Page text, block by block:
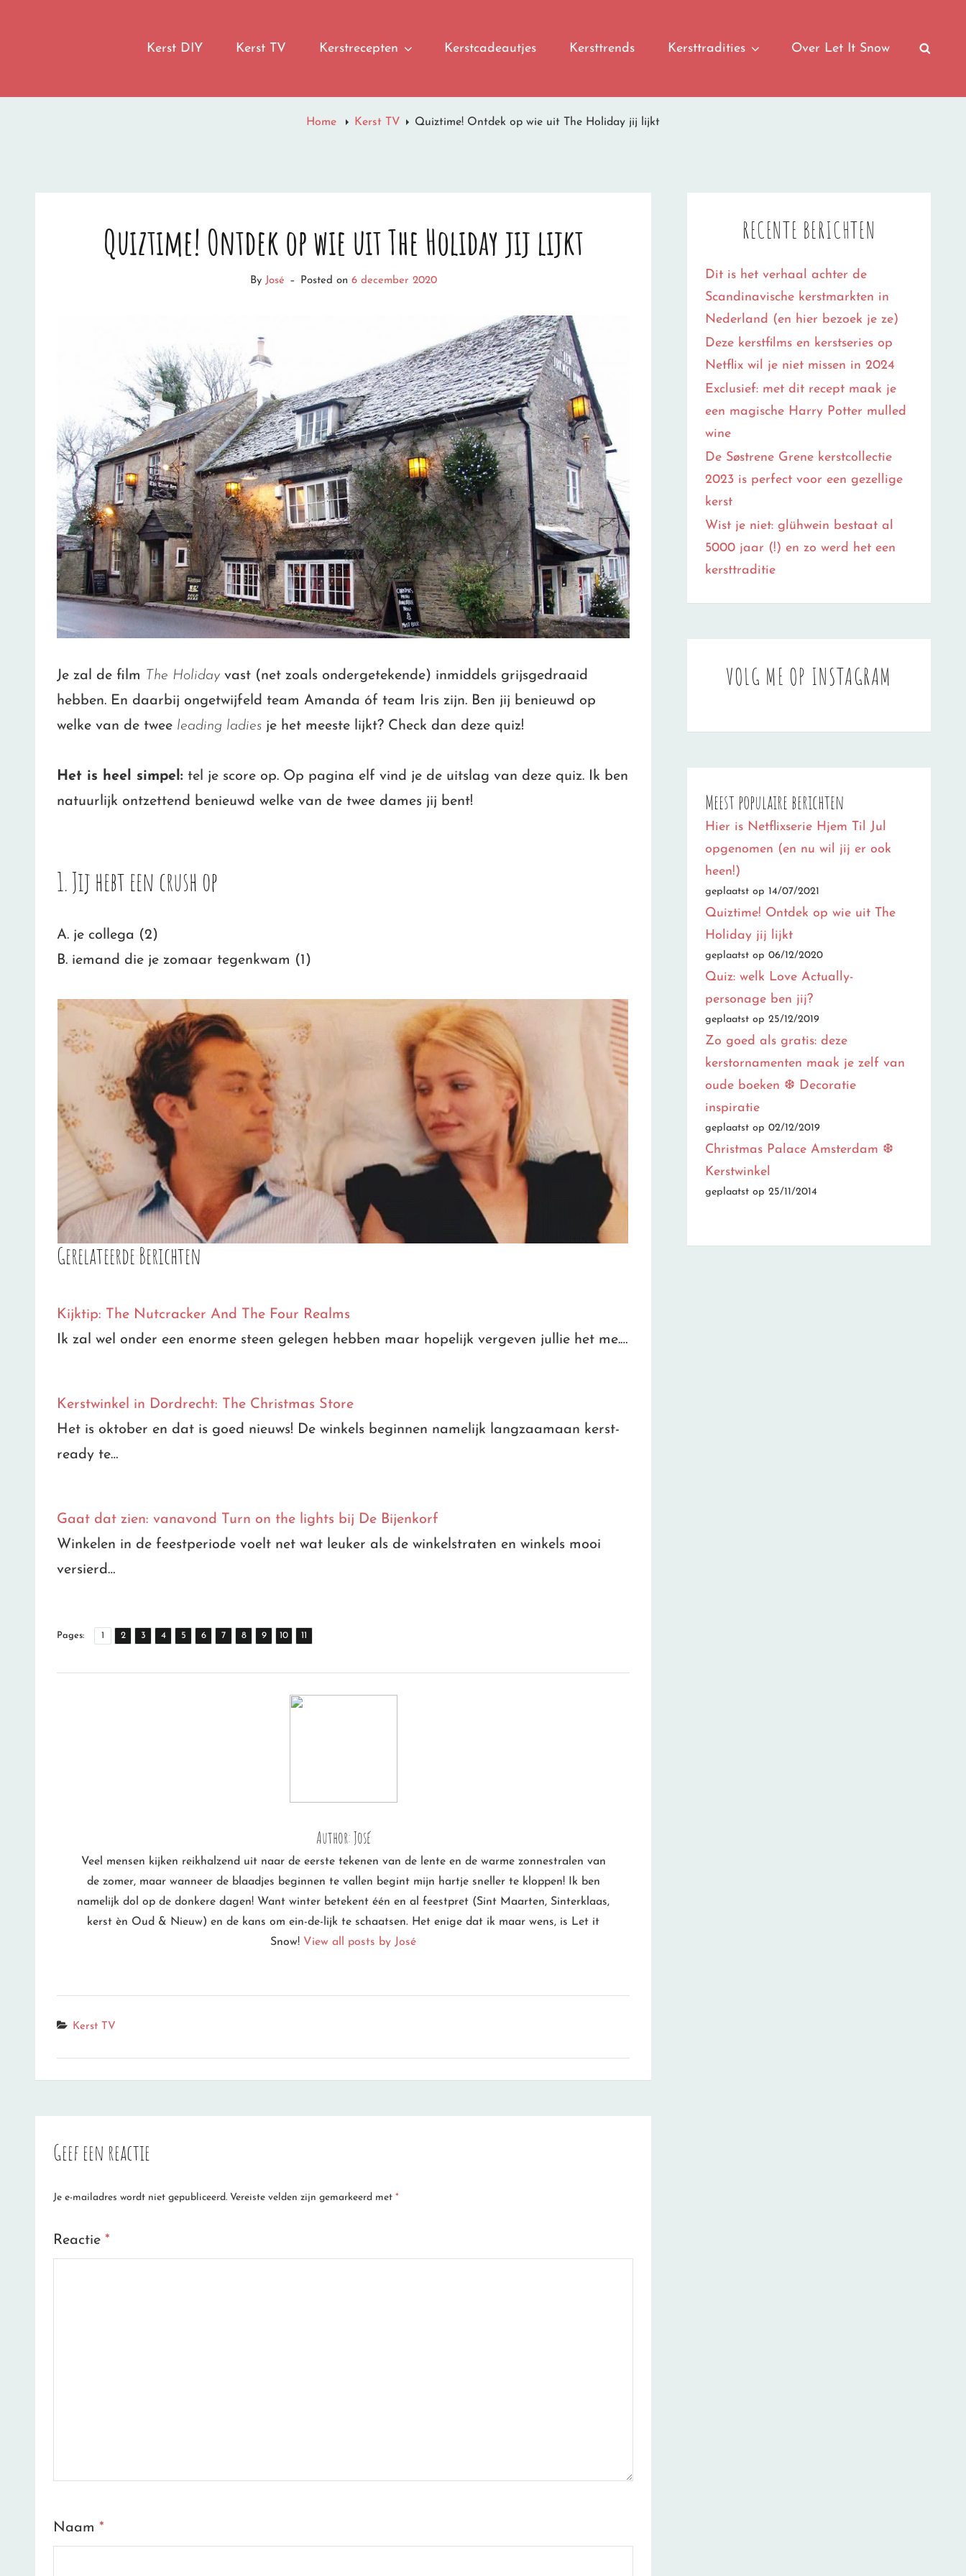
LET IT SNOWKerst DIY Kerst TV Kerstrecepten Kerstcadeautjes Kersttrends Kersttradities Over Let It Snow
Home Kerst TV Quiztime! Ontdek op wie uit The Holiday jij lijkt
Quiztime! Ontdek op wie uit The Holiday jij lijkt
By José – Posted on 6 december 2020
Je zal de film The Holiday vast (net zoals ondergetekende) inmiddels grijsgedraaid
hebben. En daarbij ongetwijfeld team Amanda óf team Iris zijn. Ben jij benieuwd op
welke van de twee leading ladies je het meeste lijkt? Check dan deze quiz!
Het is heel simpel: tel je score op. Op pagina elf vind je de uitslag van deze quiz. Ik ben
natuurlijk ontzettend benieuwd welke van de twee dames jij bent!
1. Jij hebt een crush op
A. je collega (2)
B. iemand die je zomaar tegenkwam (1)
Gerelateerde Berichten
Kijktip: The Nutcracker And The Four Realms
Ik zal wel onder een enorme steen gelegen hebben maar hopelijk vergeven jullie het me.…
Kerstwinkel in Dordrecht: The Christmas Store
Het is oktober en dat is goed nieuws! De winkels beginnen namelijk langzaamaan kerst-
ready te…
Gaat dat zien: vanavond Turn on the lights bij De Bijenkorf
Winkelen in de feestperiode voelt net wat leuker als de winkelstraten en winkels mooi
versierd…
Pages: Page
1
,
Page
2
,
Page
3
,
Page
4
,
Page
5
,
Page
6
,
Page
7
,
Page
8
,
Page
9
,
Page
10
,
Page
11
Author:José
Veel mensen kijken reikhalzend uit naar de eerste tekenen van de lente en de warme zonnestralen van
de zomer, maar wanneer de blaadjes beginnen te vallen begint mijn hartje sneller te kloppen! Ik ben
namelijk dol op de donkere dagen! Want winter betekent één en al feestpret (Sint Maarten, Sinterklaas,
kerst èn Oud & Nieuw) en de kans om ein-de-lijk te schaatsen. Het enige dat ik maar wens, is Let it
Snow! View all posts by José
Categories
Kerst TV
Geef een reactie
Je e-mailadres wordt niet gepubliceerd. Vereiste velden zijn gemarkeerd met *
Reactie *
Naam *
RECENTE BERICHTEN
Dit is het verhaal achter de
Scandinavische kerstmarkten in
Nederland (en hier bezoek je ze)
Deze kerstfilms en kerstseries op
Netflix wil je niet missen in 2024
Exclusief: met dit recept maak je
een magische Harry Potter mulled
wine
De Søstrene Grene kerstcollectie
2023 is perfect voor een gezellige
kerst
Wist je niet: glühwein bestaat al
5000 jaar (!) en zo werd het een
kersttraditie
VOLG ME OP INSTAGRAM
Meest populaire berichten
Hier is Netflixserie Hjem Til Jul
opgenomen (en nu wil jij er ook
heen!)
geplaatst op 14/07/2021
Quiztime! Ontdek op wie uit The
Holiday jij lijkt
geplaatst op 06/12/2020
Quiz: welk Love Actually-
personage ben jij?
geplaatst op 25/12/2019
Zo goed als gratis: deze
kerstornamenten maak je zelf van
oude boeken ❆ Decoratie
inspiratie
geplaatst op 02/12/2019
Christmas Palace Amsterdam ❆
Kerstwinkel
geplaatst op 25/11/2014